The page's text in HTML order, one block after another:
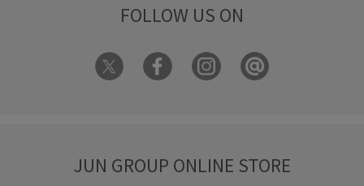
FOLLOW US ON
JUN GROUP ONLINE STORE